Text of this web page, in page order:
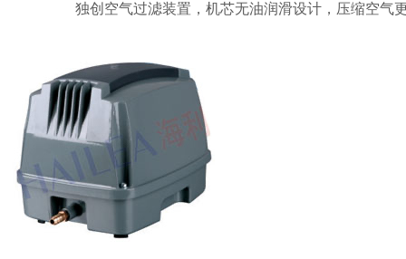
独创空气过滤装置，机芯无油润滑设计，压缩空气